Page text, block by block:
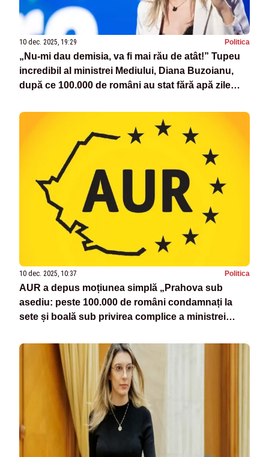
10 dec. 2025, 19:29 Politica
„Nu-mi dau demisia, va fi mai rău de atât!” Tupeu
incredibil al ministrei Mediului, Diana Buzoianu,
după ce 100.000 de români au stat fără apă zile
10 dec. 2025, 10:37 Politica
AUR a depus moțiunea simplă „Prahova sub
asediu: peste 100.000 de români condamnați la
sete și boală sub privirea complice a ministrei